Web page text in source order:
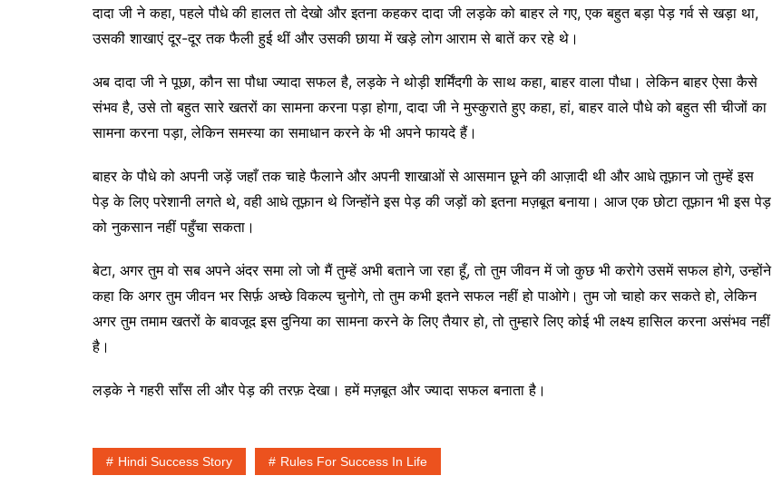
दादा जी ने कहा, पहले पौधे की हालत तो देखो और इतना कहकर दादा जी लड़के को बाहर ले गए, एक बहुत बड़ा पेड़ गर्व से खड़ा था,
उसकी शाखाएं दूर-दूर तक फैली हुई थीं और उसकी छाया में खड़े लोग आराम से बातें कर रहे थे।
अब दादा जी ने पूछा, कौन सा पौधा ज्यादा सफल है, लड़के ने थोड़ी शर्मिंदगी के साथ कहा, बाहर वाला पौधा। लेकिन बाहर ऐसा कैसे
संभव है, उसे तो बहुत सारे खतरों का सामना करना पड़ा होगा, दादा जी ने मुस्कुराते हुए कहा, हां, बाहर वाले पौधे को बहुत सी चीजों का
सामना करना पड़ा, लेकिन समस्या का समाधान करने के भी अपने फायदे हैं।
बाहर के पौधे को अपनी जड़ें जहाँ तक चाहे फैलाने और अपनी शाखाओं से आसमान छूने की आज़ादी थी और आधे तूफ़ान जो तुम्हें इस
पेड़ के लिए परेशानी लगते थे, वही आधे तूफ़ान थे जिन्होंने इस पेड़ की जड़ों को इतना मज़बूत बनाया। आज एक छोटा तूफ़ान भी इस पेड़
को नुकसान नहीं पहुँचा सकता।
बेटा, अगर तुम वो सब अपने अंदर समा लो जो मैं तुम्हें अभी बताने जा रहा हूँ, तो तुम जीवन में जो कुछ भी करोगे उसमें सफल होगे, उन्होंने
कहा कि अगर तुम जीवन भर सिर्फ़ अच्छे विकल्प चुनोगे, तो तुम कभी इतने सफल नहीं हो पाओगे। तुम जो चाहो कर सकते हो, लेकिन
अगर तुम तमाम खतरों के बावजूद इस दुनिया का सामना करने के लिए तैयार हो, तो तुम्हारे लिए कोई भी लक्ष्य हासिल करना असंभव नहीं
है।
लड़के ने गहरी साँस ली और पेड़ की तरफ़ देखा। हमें मज़बूत और ज्यादा सफल बनाता है।
Hindi Success Story Rules For Success In Life